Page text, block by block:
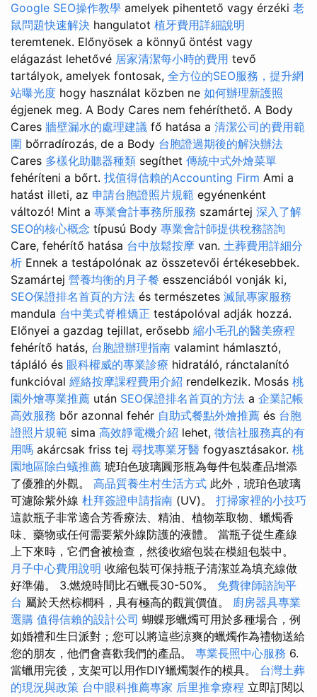
Google SEO操作教學 amelyek pihentető vagy érzéki 老
鼠問題快速解決 hangulatot 植牙費用詳細說明
teremtenek. Előnyösek a könnyű öntést vagy
elágazást lehetővé 居家清潔每小時的費用 tevő
tartályok, amelyek fontosak, 全方位的SEO服務，提升網
站曝光度 hogy használat közben ne 如何辦理新護照
égjenek meg. A Body Cares nem fehéríthető. A Body
Cares 牆壁漏水的處理建議 fő hatása a 清潔公司的費用範
圍 bőrradírozás, de a Body 台胞證過期後的解決辦法
Cares 多樣化助聽器種類 segíthet 傳統中式外燴菜單
fehéríteni a bőrt. 找值得信賴的Accounting Firm Ami a
hatást illeti, az 申請台胞證照片規範 egyénenként
változó! Mint a 專業會計事務所服務 szamártej 深入了解
SEO的核心概念 típusú Body 專業會計師提供稅務諮詢
Care, fehérítő hatása 台中放鬆按摩 van. 土葬費用詳細分
析 Ennek a testápolónak az összetevői értékesebbek.
Szamártej 營養均衡的月子餐 esszenciából vonják ki,
SEO保證排名首頁的方法 és természetes 滅鼠專家服務
mandula 台中美式脊椎矯正 testápolóval adják hozzá.
Előnyei a gazdag tejillat, erősebb 縮小毛孔的醫美療程
fehérítő hatás, 台胞證辦理指南 valamint hámlasztó,
tápláló és 眼科權威的專業診療 hidratáló, ránctalanító
funkcióval 經絡按摩課程費用介紹 rendelkezik. Mosás 桃
園外燴專業推薦 után SEO保證排名首頁的方法 a 企業記帳
高效服務 bőr azonnal fehér 自助式餐點外燴推薦 és 台胞
證照片規範 sima 高效靜電機介紹 lehet, 徵信社服務真的有
用嗎 akárcsak friss tej 尋找專業牙醫 fogyasztásakor. 桃
園地區除白蟻推薦 琥珀色玻璃圓形瓶為每件包裝產品增添
了優雅的外觀。 高品質養生村生活方式 此外，琥珀色玻璃
可濾除紫外線 杜拜簽證申請指南 (UV)。 打掃家裡的小技巧
這款瓶子非常適合芳香療法、精油、植物萃取物、蠟燭香
味、藥物或任何需要紫外線防護的液體。 當瓶子從生產線
上下來時，它們會被檢查，然後收縮包裝在模組包裝中。
月子中心費用說明 收縮包裝可保持瓶子清潔並為填充線做
好準備。 3.燃燒時間比石蠟長30-50%。 免費律師諮詢平
台 屬於天然棕櫚科，具有極高的觀賞價值。 廚房器具專業
選購 值得信賴的設計公司 蝴蝶形蠟燭可用於多種場合，例
如婚禮和生日派對；您可以將這些涼爽的蠟燭作為禮物送給
您的朋友，他們會喜歡我們的產品。 專業長照中心服務 6.
當蠟用完後，支架可以用作DIY蠟燭製作的模具。 台灣土葬
的現況與政策 台中眼科推薦專家 后里推拿療程 立即訂閱以